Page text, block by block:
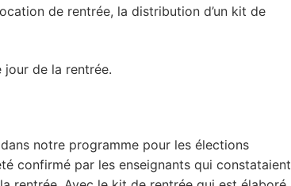
de rentrée, la distribution d’un kit de
de la rentrée.
notre programme pour les élections
confirmé par les enseignants qui constataient